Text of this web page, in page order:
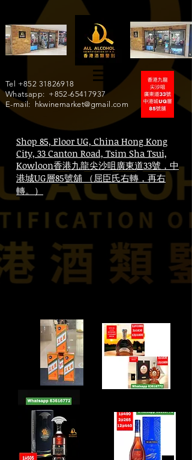
Tel +852 31826918
Whatsapp: +852-65417937
E-mail: hkwinemarket@gmail.com
Shop 85, Floor UG, China Hong Kong
City, 33 Canton Road, Tsim Sha Tsui,
Kowloon香港九龍尖沙咀廣東道33號，中
港城UG層85號舖 （屈臣氏右轉，再右
轉。）